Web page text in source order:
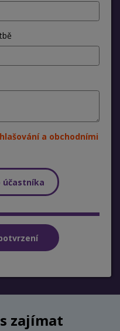
a obchodními
účastníka
zajímat